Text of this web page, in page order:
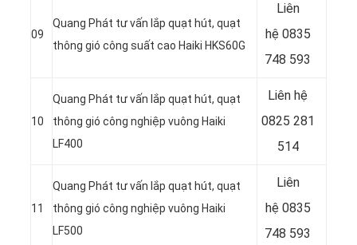
09
Quang Phát tư vấn lắp quạt hút, quạt
thông gió công suất cao Haiki HKS60G
Liên
hệ 0835
748 593
10
Quang Phát tư vấn lắp quạt hút, quạt
thông gió công nghiệp vuông Haiki
LF400
Liên hệ
0825 281
514
11
Quang Phát tư vấn lắp quạt hút, quạt
thông gió công nghiệp vuông Haiki
LF500
Liên
hệ 0835
748 593